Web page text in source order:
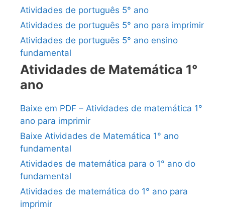
Atividades de português 5° ano
Atividades de português 5° ano para imprimir
Atividades de português 5° ano ensino
fundamental
Atividades de Matemática 1°
ano
Baixe em PDF – Atividades de matemática 1°
ano para imprimir
Baixe Atividades de Matemática 1° ano
fundamental
Atividades de matemática para o 1° ano do
fundamental
Atividades de matemática do 1° ano para
imprimir